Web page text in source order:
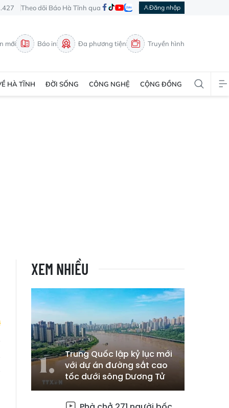
Theo dõi Báo Hà Tĩnh qua Đăng nhập
mới Báo in Đa phương tiện Truyền hình
HÀ TĨNH ĐỜI SỐNG CÔNG NGHỆ CỘNG ĐỒNG
XEM NHIỀU
Trung Quốc lập kỷ lục mới
với dự án đường sắt cao
tốc dưới sông Dương Tử